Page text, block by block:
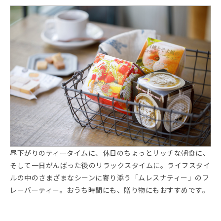
昼下がりのティータイムに、休日のちょっとリッチな朝食に、
そして一日がんばった後のリラックスタイムに。ライフスタイ
ルの中のさまざまなシーンに寄り添う「ムレスナティー」のフ
レーバーティー。おうち時間にも、贈り物にもおすすめです。